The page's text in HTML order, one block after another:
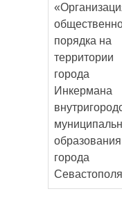
порядка на
территории
города
Инкермана
образования
города